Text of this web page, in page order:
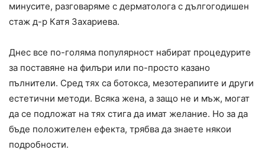
минусите, разговаряме с дерматолога с дългогодишен
стаж д-р Катя Захариева.
Днес все по-голяма популярност набират процедурите
за поставяне на филъри или по-просто казано
пълнители. Сред тях са ботокса, мезотерапиите и други
естетични методи. Всяка жена, а защо не и мъж, могат
да се подложат на тях стига да имат желание. Но за да
бъде положителен ефекта, трябва да знаете някои
подробности.